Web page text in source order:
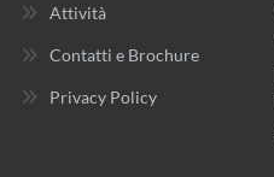
Attività
Contatti e Brochure
Privacy Policy